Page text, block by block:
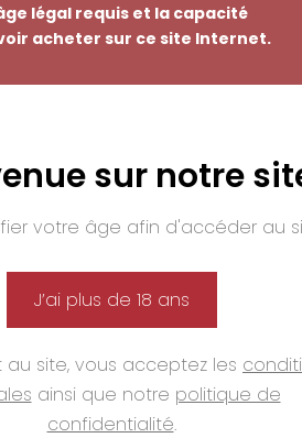
légal requis et la capacité
acheter sur ce site Internet.
sur notre
votre âge afin d'accéder au
J’ai plus de 18 ans
site, vous acceptez les
ainsi que notre politique de
confidentialité.
– ZAC Espale
et 14h00-19h00